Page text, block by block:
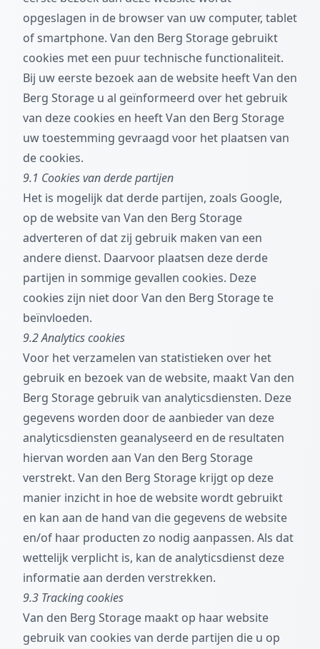
opgeslagen in de browser van uw computer, tablet
of smartphone. Van den Berg Storage gebruikt
cookies met een puur technische functionaliteit.
Bij uw eerste bezoek aan de website heeft Van den
Berg Storage u al geïnformeerd over het gebruik
van deze cookies en heeft Van den Berg Storage
uw toestemming gevraagd voor het plaatsen van
de cookies.
9.1 Cookies van derde partijen
Het is mogelijk dat derde partijen, zoals Google,
op de website van Van den Berg Storage
adverteren of dat zij gebruik maken van een
andere dienst. Daarvoor plaatsen deze derde
partijen in sommige gevallen cookies. Deze
cookies zijn niet door Van den Berg Storage te
beïnvloeden.
9.2 Analytics cookies
Voor het verzamelen van statistieken over het
gebruik en bezoek van de website, maakt Van den
Berg Storage gebruik van analyticsdiensten. Deze
gegevens worden door de aanbieder van deze
analyticsdiensten geanalyseerd en de resultaten
hiervan worden aan Van den Berg Storage
verstrekt. Van den Berg Storage krijgt op deze
manier inzicht in hoe de website wordt gebruikt
en kan aan de hand van die gegevens de website
en/of haar producten zo nodig aanpassen. Als dat
wettelijk verplicht is, kan de analyticsdienst deze
informatie aan derden verstrekken.
9.3 Tracking cookies
Van den Berg Storage maakt op haar website
gebruik van cookies van derde partijen die u op